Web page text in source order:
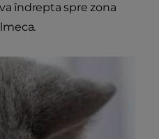
îndrepta spre zona